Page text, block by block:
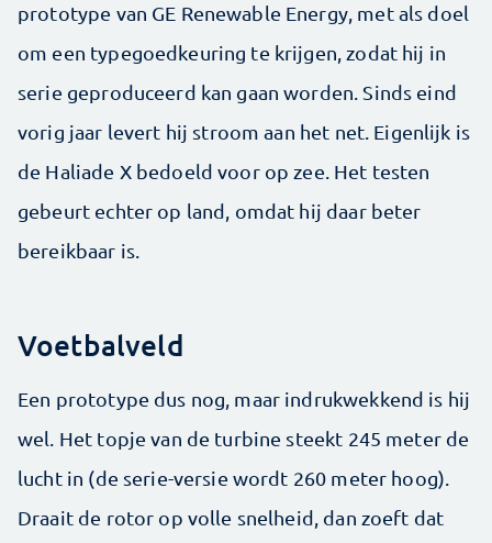
prototype van GE Renewable Energy, met als doel
om een typegoedkeuring te krijgen, zodat hij in
serie geproduceerd kan gaan worden. Sinds eind
vorig jaar levert hij stroom aan het net. Eigenlijk is
de Haliade X bedoeld voor op zee. Het testen
gebeurt echter op land, omdat hij daar beter
bereikbaar is.
Voetbalveld
Een prototype dus nog, maar indrukwekkend is hij
wel. Het topje van de turbine steekt 245 meter de
lucht in (de serie-versie wordt 260 meter hoog).
Draait de rotor op volle snelheid, dan zoeft dat